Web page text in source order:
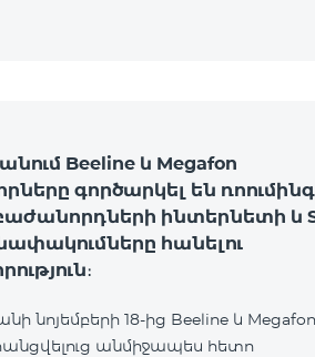
Beeline և Megafon
գործարկել են
ինտերնետի և
հանելու
նոյեմբերի 18-ից Beeline և Megafon
անմիջապես հետո